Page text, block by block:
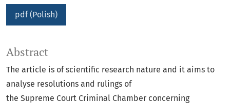
pdf (Polish)
Abstract
The article is of scientific research nature and it aims to
analyse resolutions and rulings of
the Supreme Court Criminal Chamber concerning